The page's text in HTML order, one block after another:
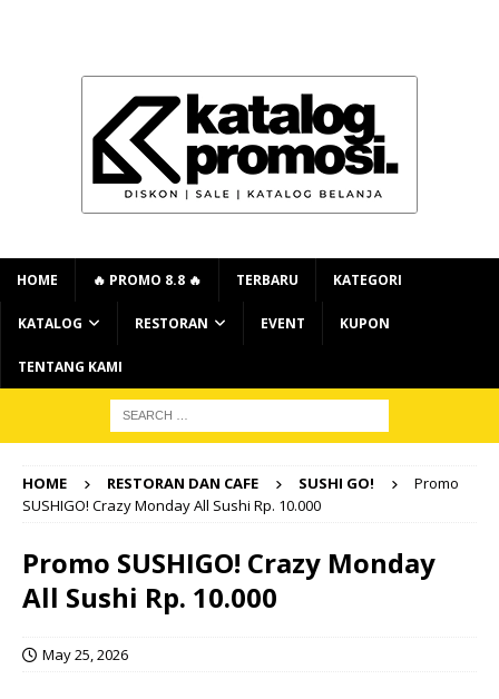
HOME 🔥 PROMO 8.8 🔥 TERBARU KATEGORI
KATALOG RESTORAN EVENT KUPON
TENTANG KAMI
HOME RESTORAN DAN CAFE SUSHI GO!
Promo
SUSHIGO! Crazy Monday All Sushi Rp. 10.000
Promo SUSHIGO! Crazy Monday
All Sushi Rp. 10.000
May 25, 2026